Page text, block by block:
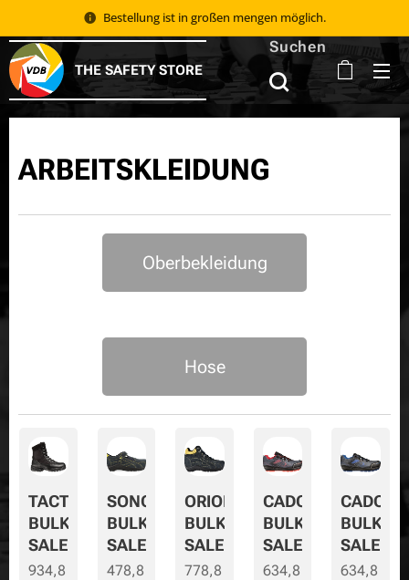
Bestellung ist in großen mengen möglich.
THE SAFETY STORE
Suchen
ARBEITSKLEIDUNG
Oberbekleidung
Hose
TACTIC
BULK
SALE
934,8
SONORA
BULK
SALE
478,8
ORION
BULK
SALE
778,8
CADOR
BULK
SALE
634,8
CADOR-
BULK-
SALE
634,8